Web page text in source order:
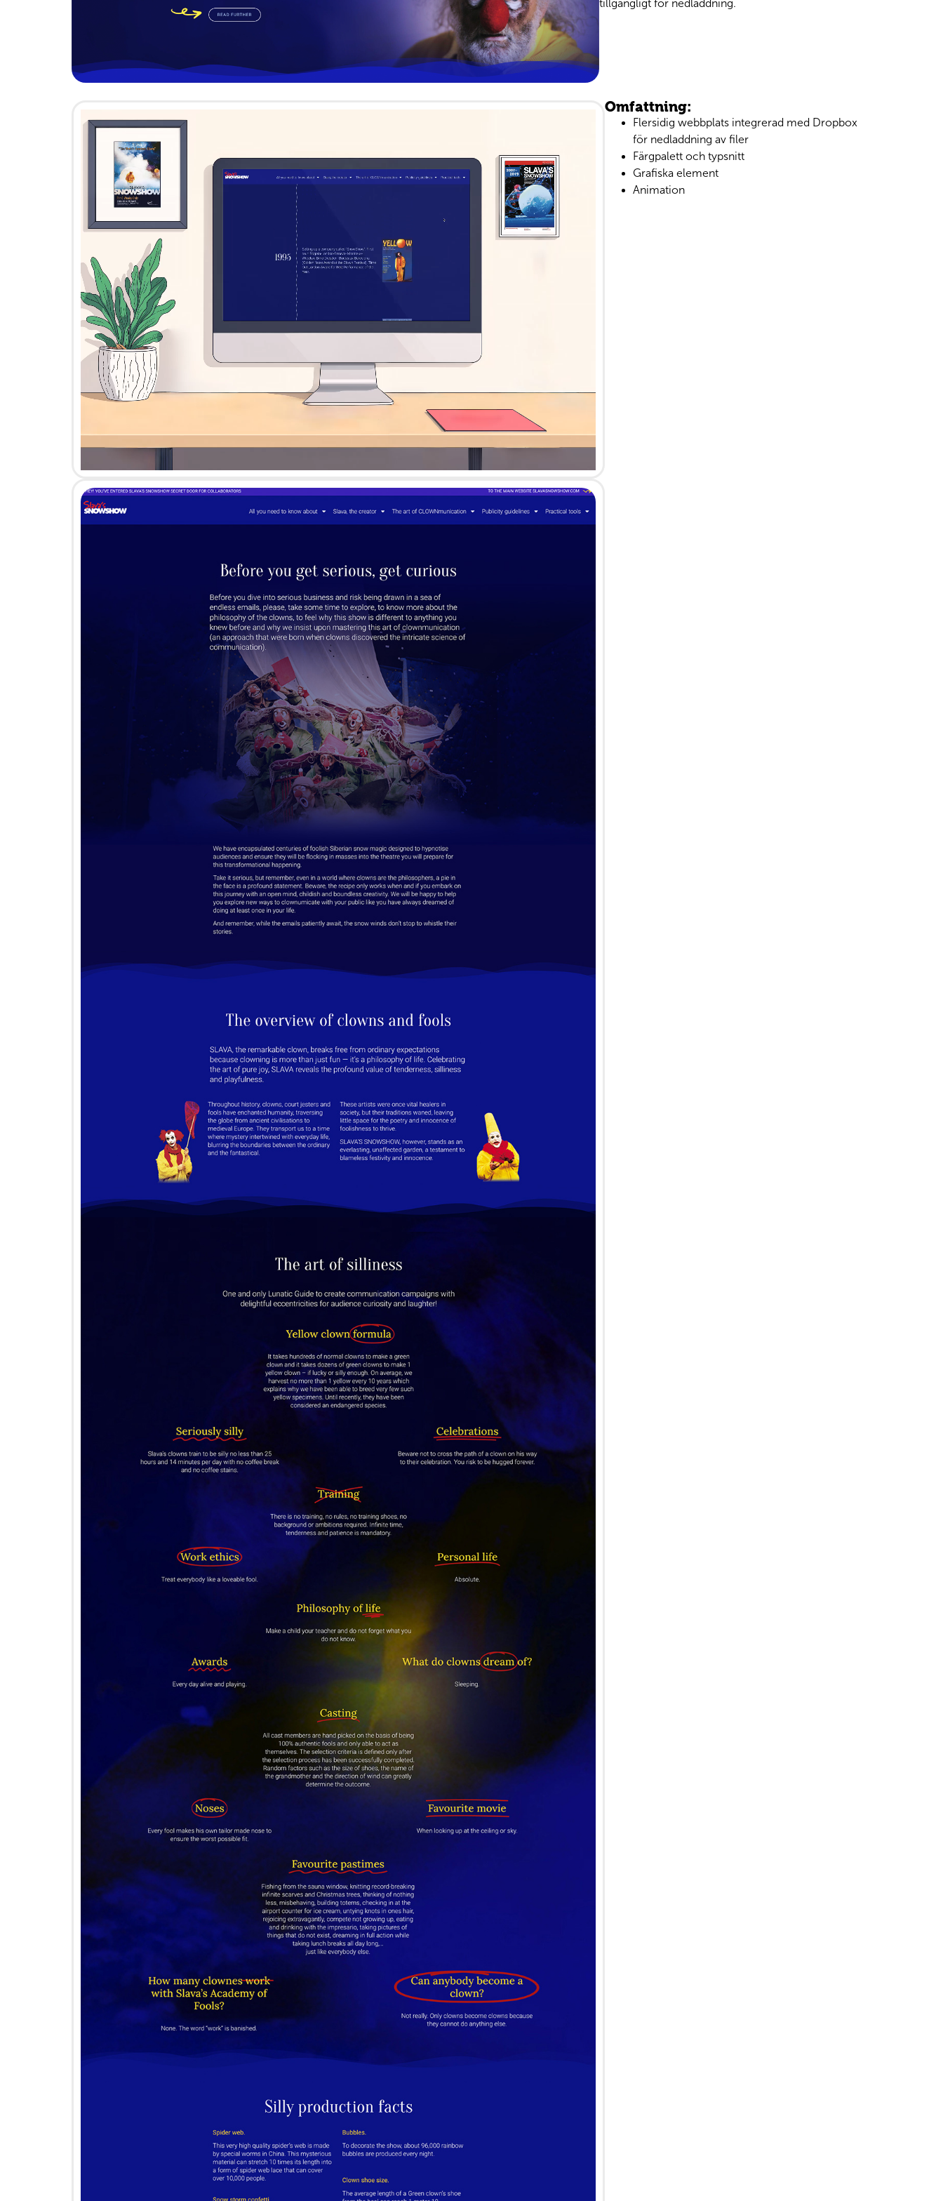
tillgängligt för nedladdning.
Omfattning:
Flersidig webbplats integrerad med Dropbox
för nedladdning av filer
Färgpalett och typsnitt
Grafiska element
Animation